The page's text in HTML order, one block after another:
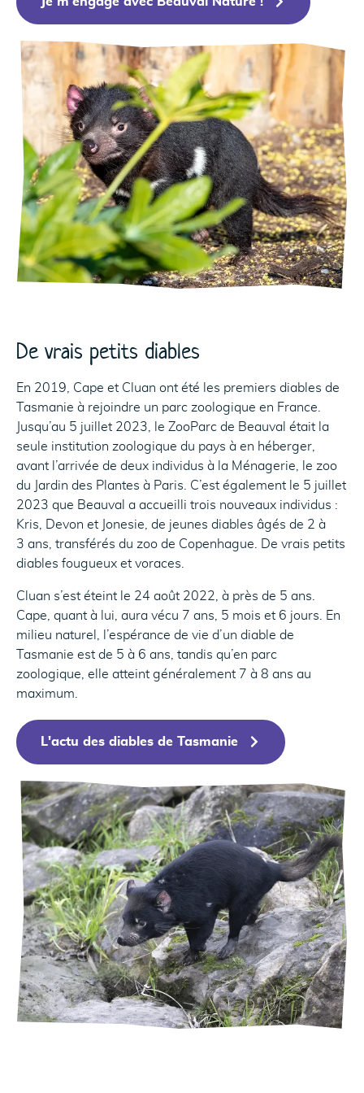
De vrais petits diables
En 2019, Cape et Cluan ont été les premiers diables de
Tasmanie à rejoindre un parc zoologique en France.
Jusqu’au 5 juillet 2023, le ZooParc de Beauval était la
seule institution zoologique du pays à en héberger,
avant l’arrivée de deux individus à la Ménagerie, le zoo
du Jardin des Plantes à Paris. C’est également le 5 juillet
2023 que Beauval a accueilli trois nouveaux individus :
Kris, Devon et Jonesie, de jeunes diables âgés de 2 à
3 ans, transférés du zoo de Copenhague. De vrais petits
diables fougueux et voraces.
Cluan s’est éteint le 24 août 2022, à près de 5 ans.
Cape, quant à lui, aura vécu 7 ans, 5 mois et 6 jours. En
milieu naturel, l’espérance de vie d’un diable de
Tasmanie est de 5 à 6 ans, tandis qu’en parc
zoologique, elle atteint généralement 7 à 8 ans au
maximum.
L'actu des diables de Tasmanie
74
C